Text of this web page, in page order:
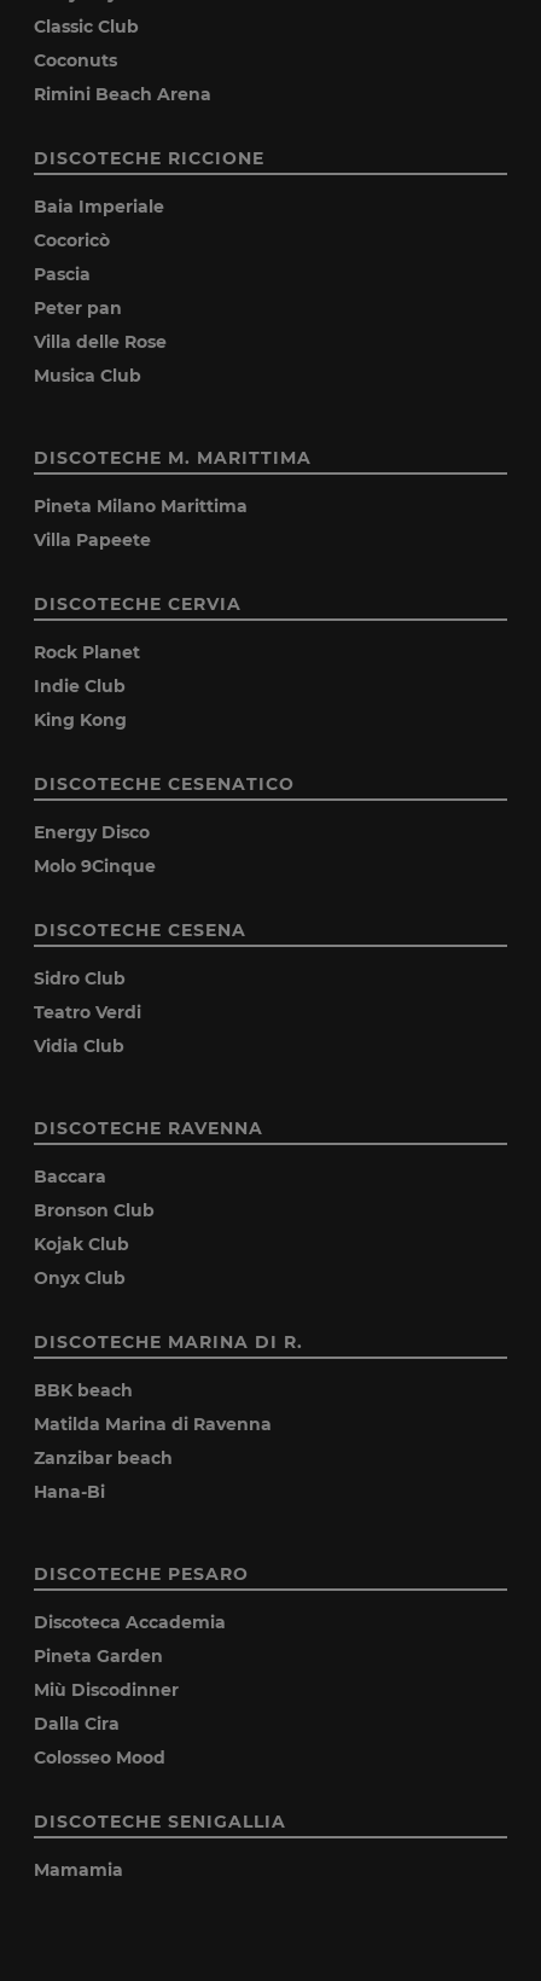
Classic Club
Coconuts
Rimini Beach Arena
DISCOTECHE RICCIONE
Baia Imperiale
Cocoricò
Pascia
Peter pan
Villa delle Rose
Musica Club
DISCOTECHE M. MARITTIMA
Pineta Milano Marittima
Villa Papeete
DISCOTECHE CERVIA
Rock Planet
Indie Club
King Kong
DISCOTECHE CESENATICO
Energy Disco
Molo 9Cinque
DISCOTECHE CESENA
Sidro Club
Teatro Verdi
Vidia Club
DISCOTECHE RAVENNA
Baccara
Bronson Club
Kojak Club
Onyx Club
DISCOTECHE MARINA DI R.
BBK beach
Matilda Marina di Ravenna
Zanzibar beach
Hana-Bi
DISCOTECHE PESARO
Discoteca Accademia
Pineta Garden
Miù Discodinner
Dalla Cira
Colosseo Mood
DISCOTECHE SENIGALLIA
Mamamia